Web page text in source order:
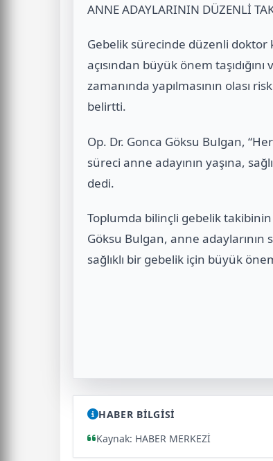
ANNE ADAYLARININ DÜZENLİ
Gebelik sürecinde düzenli doktor
açısından büyük önem
zamanında yapılmasının olası
belirtti.
Op. Dr. Gonca Göksu Bulgan,
süreci anne adayının yaşına,
dedi.
Toplumda bilinçli gebelik takibinin
Göksu Bulgan, anne
sağlıklı bir gebelik için büyük
HABER BİLGİSİ
Kaynak: HABER MERKEZİ